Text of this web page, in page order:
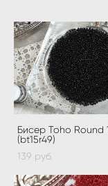
Бисер Toho Round
(bt15r49)
139 pуб.